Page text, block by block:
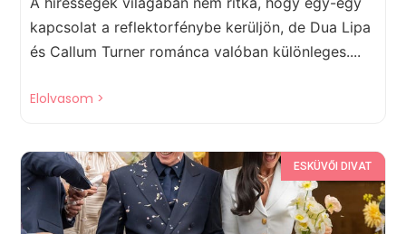
kapcsolat a reflektorfénybe kerüljön, de Dua Lipa
és Callum Turner románca valóban különleges....
Elolvasom >
ESKÜVŐI DIVAT